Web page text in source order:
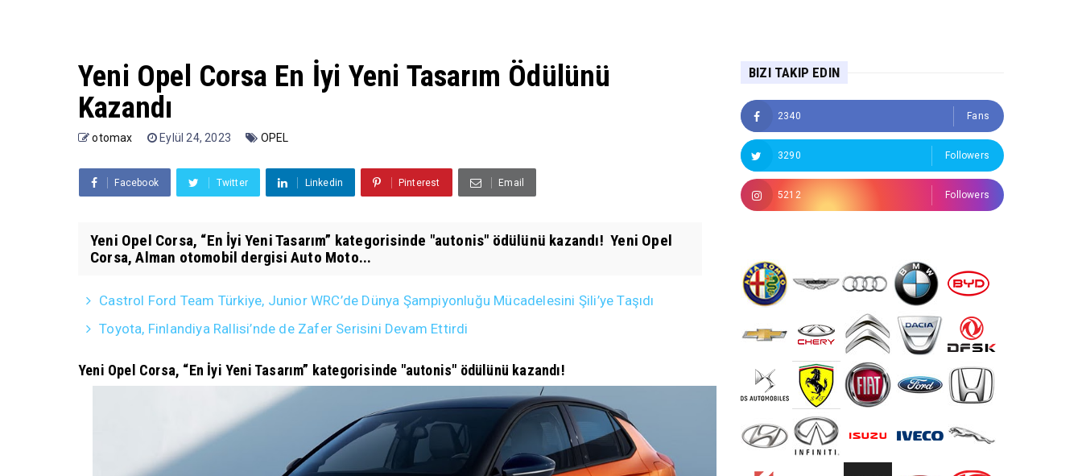
Yeni Opel Corsa En İyi Yeni Tasarım Ödülünü
Kazandı
otomax Eylül 24, 2023 OPEL
Facebook Twitter Linkedin Pinterest Email
Yeni Opel Corsa, “En İyi Yeni Tasarım” kategorisinde "autonis" ödülünü kazandı! Yeni Opel
Corsa, Alman otomobil dergisi Auto Moto...
Castrol Ford Team Türkiye, Junior WRC’de Dünya Şampiyonluğu Mücadelesini Şili’ye Taşıdı
Toyota, Finlandiya Rallisi’nde de Zafer Serisini Devam Ettirdi
Yeni Opel Corsa, “En İyi Yeni Tasarım” kategorisinde "autonis" ödülünü kazandı!
BIZI TAKIP EDIN
2340 Fans
3290 Followers
5212 Followers